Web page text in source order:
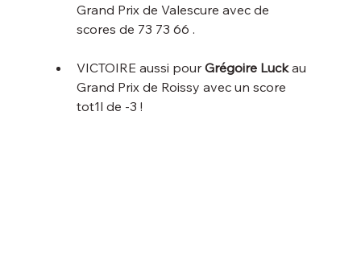
Grand Prix de Valescure avec de
scores de 73 73 66 .
VICTOIRE aussi pour Grégoire Luck au
Grand Prix de Roissy avec un score
tot1l de -3 !